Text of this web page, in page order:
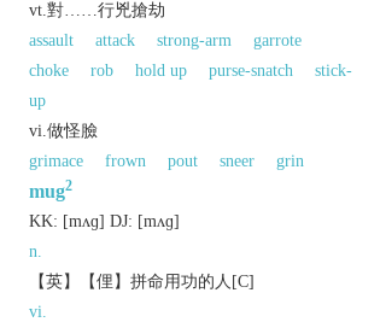
vt.對……行兇搶劫
assault
attack strong-arm
garrote
choke
rob hold up purse-snatch
stick-
up
vi.做怪臉
grimace
frown pout sneer grin
mug2
KK: [mʌɡ] DJ: [mʌɡ]
n.
【英】【俚】拼命用功的人[C]
vi.